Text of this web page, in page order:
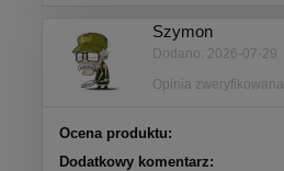
Szymon
Dodano: 2026-07-29
Opinia zweryfikowana
Ocena produktu:
Dodatkowy komentarz: